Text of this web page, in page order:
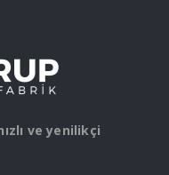
ve yenilikçi